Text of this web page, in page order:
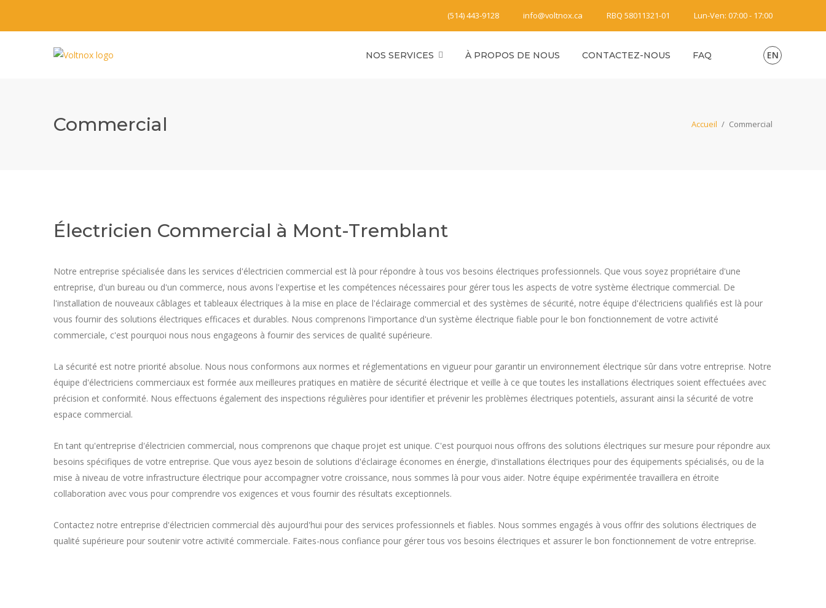
(514) 443-9128 info@voltnox.ca RBQ 58011321-01 Lun-Ven: 07:00 - 17:00
NOS SERVICES À PROPOS DE NOUS CONTACTEZ-NOUS FAQ EN
Commercial Accueil / Commercial
Électricien Commercial à Mont-Tremblant
Notre entreprise spécialisée dans les services d'électricien commercial est là pour répondre à tous vos besoins électriques professionnels. Que vous soyez propriétaire d'une
entreprise, d'un bureau ou d'un commerce, nous avons l'expertise et les compétences nécessaires pour gérer tous les aspects de votre système électrique commercial. De
l'installation de nouveaux câblages et tableaux électriques à la mise en place de l'éclairage commercial et des systèmes de sécurité, notre équipe d'électriciens qualifiés est là pour
vous fournir des solutions électriques efficaces et durables. Nous comprenons l'importance d'un système électrique fiable pour le bon fonctionnement de votre activité
commerciale, c'est pourquoi nous nous engageons à fournir des services de qualité supérieure.
La sécurité est notre priorité absolue. Nous nous conformons aux normes et réglementations en vigueur pour garantir un environnement électrique sûr dans votre entreprise. Notre
équipe d'électriciens commerciaux est formée aux meilleures pratiques en matière de sécurité électrique et veille à ce que toutes les installations électriques soient effectuées avec
précision et conformité. Nous effectuons également des inspections régulières pour identifier et prévenir les problèmes électriques potentiels, assurant ainsi la sécurité de votre
espace commercial.
En tant qu'entreprise d'électricien commercial, nous comprenons que chaque projet est unique. C'est pourquoi nous offrons des solutions électriques sur mesure pour répondre aux
besoins spécifiques de votre entreprise. Que vous ayez besoin de solutions d'éclairage économes en énergie, d'installations électriques pour des équipements spécialisés, ou de la
mise à niveau de votre infrastructure électrique pour accompagner votre croissance, nous sommes là pour vous aider. Notre équipe expérimentée travaillera en étroite
collaboration avec vous pour comprendre vos exigences et vous fournir des résultats exceptionnels.
Contactez notre entreprise d'électricien commercial dès aujourd'hui pour des services professionnels et fiables. Nous sommes engagés à vous offrir des solutions électriques de
qualité supérieure pour soutenir votre activité commerciale. Faites-nous confiance pour gérer tous vos besoins électriques et assurer le bon fonctionnement de votre entreprise.